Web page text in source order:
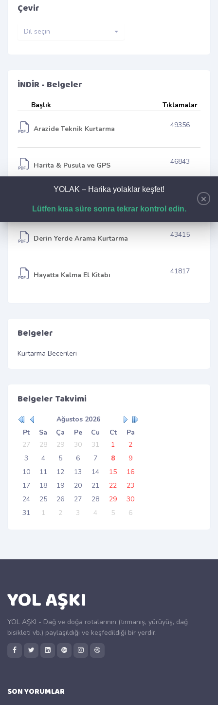
Çevir
Dil seçin
İNDİR - Belgeler
Başlık Tıklamalar
Arazide Teknik Kurtarma 49356
Harita & Pusula ve GPS 46843
Derin Yerde Arama Kurtarma 43415
Hayatta Kalma El Kitabı 41817
Belgeler
Kurtarma Becerileri
Belgeler Takvimi
Ağustos 2026
Pt
Sa Ça Pe Cu Ct
Pa
27
28 29 30 31 1
2
3
4 5 6 7 8
9
10
11 12 13 14 15
16
17
18 19 20 21 22
23
24
25 26 27 28 29
30
31
1 2 3 4 5 6
YOL AŞKI
YOL AŞKI - Dağ ve doğa rotalarının (tırmanış, yürüyüş, dağ
bisikleti vb.) paylaşıldığı ve keşfedildiği bir yerdir.
SON YORUMLAR
×
YOLAK – Harika yolaklar keşfet!
Lütfen kısa süre sonra tekrar kontrol edin.